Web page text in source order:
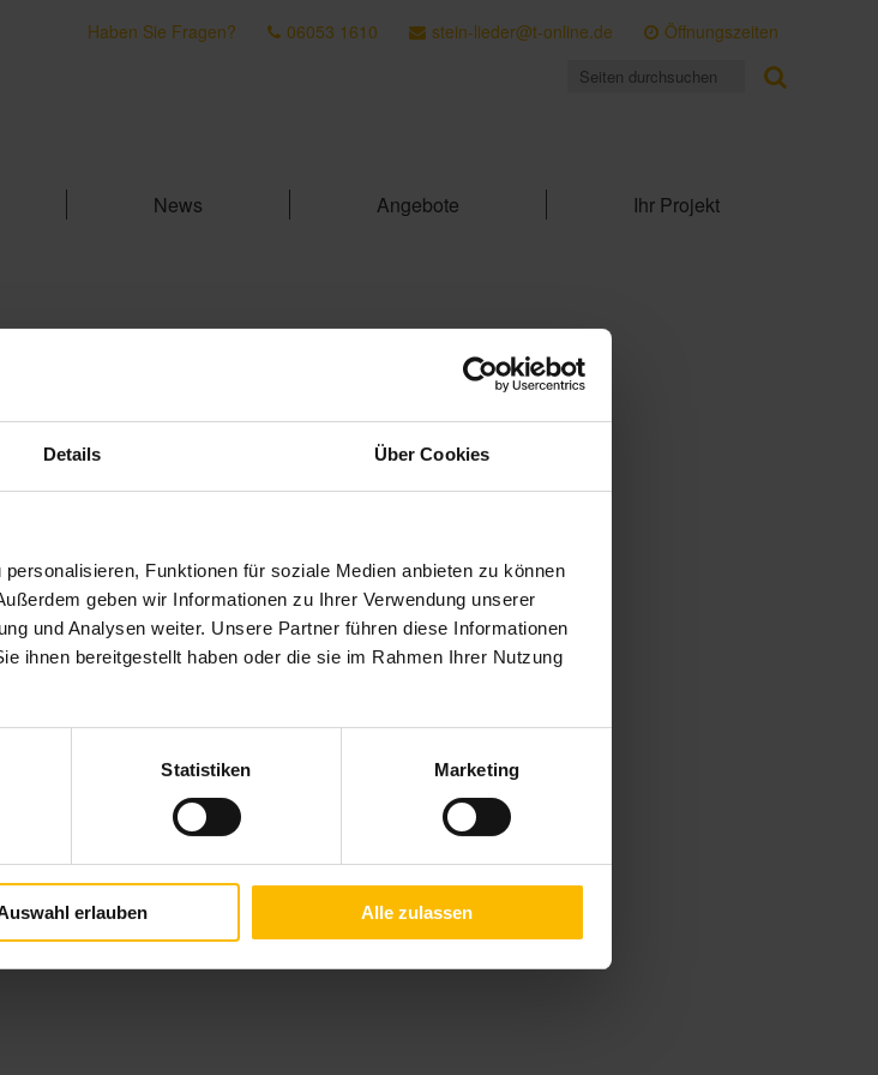
Details Über Cookies
Funktionen für soziale Medien anbieten zu können
geben wir Informationen zu Ihrer Verwendung unserer
und Analysen weiter. Unsere Partner führen diese Informationen
ihnen bereitgestellt haben oder die sie im Rahmen Ihrer Nutzung
Statistiken Marketing
erlauben Alle zulassen
Haben Sie Fragen? 06053 1610 stein-lieder@t-online.de Öffnungszeiten
News Angebote Ihr Projekt
von Google Maps sehen können.
von 08.00 Uhr – 13.00 Uhr
und 14.00 Uhr – 18.00 Uhr
und nach Vereinbarung
Tel.06053 1610
Fax 06053 5588